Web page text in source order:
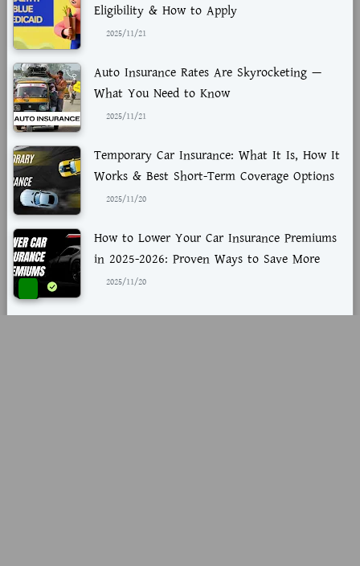
Eligibility & How to Apply
2025/11/21
Auto Insurance Rates Are Skyrocketing —
What You Need to Know
2025/11/21
Temporary Car Insurance: What It Is, How It
Works & Best Short-Term Coverage Options
2025/11/20
How to Lower Your Car Insurance Premiums
in 2025-2026: Proven Ways to Save More
2025/11/20